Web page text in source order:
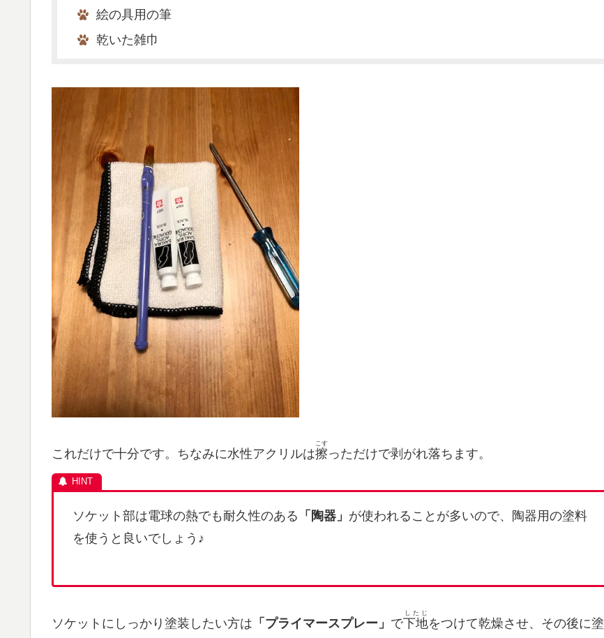
絵の具用の筆
乾いた雑巾
これだけで十分です。ちなみに水性アクリルは擦
こす
っただけで剥がれ落ちます。
ソケット部は電球の熱でも耐久性のある 「陶器」 が使われることが多いので、陶器用の塗料
を使うと良いでしょう♪
ソケットにしっかり塗装したい方は 「プライマースプレー」 で下地
したじ
をつけて乾燥させ、その後に塗